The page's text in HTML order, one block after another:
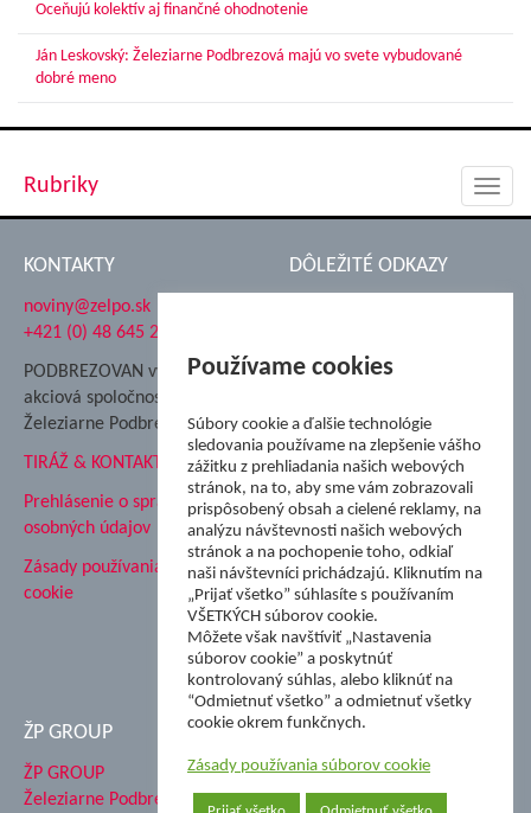
Oceňujú kolektív aj finančné ohodnotenie
Ján Leskovský: Železiarne Podbrezová majú vo svete vybudované
dobré meno
Rubriky
KONTAKTY
noviny@zelpo.sk
+421 (0) 48 645 2711
PODBREZOVAN vydáva
akciová spoločnosť
Železiarne Podbrezová
TIRÁŽ & KONTAKT
Prehlásenie o spracovaní
osobných údajov
Zásady používania súborov
cookie
DÔLEŽITÉ ODKAZY
Nadácia Železiarne
ŽP Informatika s.r.o.
ŠK Železiarne Podbrezová
Tále a.s.
ŽP GROUP
ŽP GROUP
Železiarne Podbrezová a.s.
Používame cookies
Súbory cookie a ďalšie technológie
sledovania používame na zlepšenie vášho
zážitku z prehliadania našich webových
stránok, na to, aby sme vám zobrazovali
prispôsobený obsah a cielené reklamy, na
analýzu návštevnosti našich webových
stránok a na pochopenie toho, odkiaľ
naši návštevníci prichádzajú. Kliknutím na
„Prijať všetko” súhlasíte s používaním
VŠETKÝCH súborov cookie.
Môžete však navštíviť „Nastavenia
súborov cookie” a poskytnúť
kontrolovaný súhlas, alebo kliknúť na
“Odmietnuť všetko” a odmietnuť všetky
cookie okrem funkčnych.
Zásady používania súborov cookie